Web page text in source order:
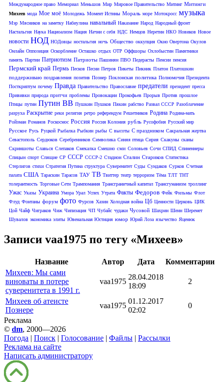
Международное право Мемориал Меньшов Мир Мировое Правительство Митинг Митинги
Михеев мода Мое моё Молодежь Момент Истины Мораль море Мотокросс музыка
Мэр Мясников на заметку Набиулина навальный Наказание Народ Народный фронт
Настальгия Наука Нациоализм Нация Начни с себя НДС Немцов Неретин НКО Новиков Новое
новости НОД НОДовцы ностальгия ночь Общество оккупция Окно Овертона Окулов
Онлайн Оппозиция Оскорбление Осташко отдых ОТР Оффшоры Охлобыстин Памятники
память Партии Патриотизм Патриоты Пашинян ПВО Педерасты Пенсии пенсия
Пермский край Пермь Песков Песни Петров Пикеты Пикник Платон Платошкин
поддерживаю поздравления позитив Познер Поклонская политика Полномочия Президента
Посткриптум почему Правда Правительство Православие предатели президент пресса
Прививки природа притчи проблемы Провокации Прокофьев Прорыв Против прошлое
Птицы путин Путин ВВ Пушкин Пушков Пякин рабство Развал СССР Разоблачение
разруха Раскрытие реки религия ретро референдум Решетников Родина Родина-мать
Ройзман Романов Роскосмос Россия Россия Колония рубль Русофобия Русский мир
Русское Русь Руцкой Рыбалка Рыбкин рыбы С высоты С праздником Сакральная жертва
Севастополь Сердюков Серебренников Символика Синяя птица Сирия Скакуны сканы
Скриншоты Славься Слепаков Смекалка Смешно сми Соловьев Сочи СПИД Спиненнеры
Спицын спорт Спящие СР СССР СССР-2 Стадион Сталин Стариков Статистика
Стерлигов стихи Стратегия Путина структура Суверенитет Суды Сундаков Сурков Счетная
палата США Тараскин Тарасов ТАУ ТВ Твиттер театр терроризм Тёма ТЛТ ТНТ
толерантность Торговые Сети Трампомания Трансграничный капитал Трансгуманизм троллинг
Ужас Указы Украина Умора Урал Успех Утрата Факты Федоров Фейк Фильмы Флот
Флуд Фонтаны форум фото Фурсов Хазин Холодная война Цб Ценности Церковь ЦИК
Цой Чайф Чиграков Чиж Чипизация ЧП Чубайс чудаки Чусовой Шахрин Шеин Шеремет
Шувалов экономика элиты Ювенальная Юстиция юмор Юрий Лоза язычество Яценюк
Записи vaa1975 по тегу «Михеев»
Название Автор Дата
Комментарии
Михеев: Мы сами
виноваты в потере
суверенитета в 1991 г.
vaa1975
28.04.2018
18:09
2
Михеев об атеисте
Познере
vaa1975
01.12.2017
02:02
0
Реклама
© dm, 2000—2026
Погода | Поиск | Голосование | Файлы | Рассылки
Реклама на сайте
Написать администратору